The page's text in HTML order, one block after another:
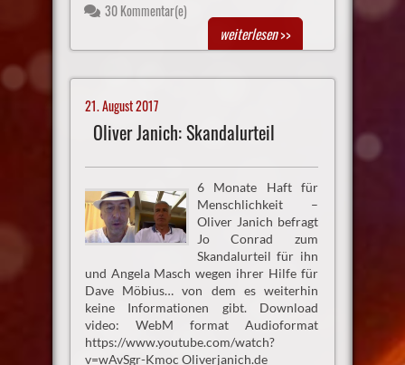
30 Kommentar(e)
weiterlesen>>
21. August 2017
Oliver Janich: Skandalurteil
6 Monate Haft für
Menschlichkeit –
Oliver Janich befragt
Jo Conrad zum
Skandalurteil für ihn
und Angela Masch wegen ihrer Hilfe für
Dave Möbius… von dem es weiterhin
keine Informationen gibt. Download
video: WebM format Audioformat
https://www.youtube.com/watch?
v=wAvSgr-Kmoc Oliverjanich.de